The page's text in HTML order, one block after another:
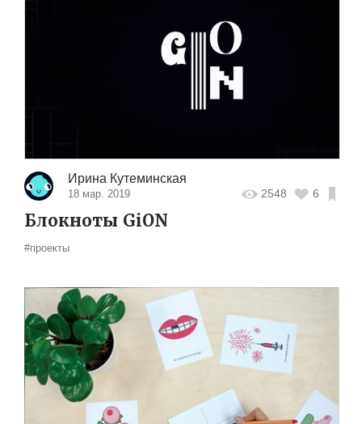
Ирина Кутеминская
18 мар. 2019 2548 6
Блокноты GiON
#проекты